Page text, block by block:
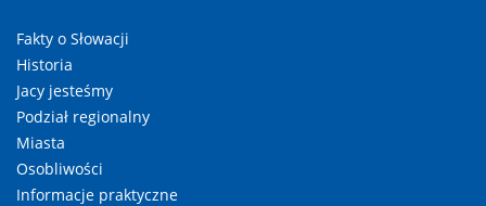
Fakty o Słowacji
Historia
Jacy jesteśmy
Podział regionalny
Miasta
Osobliwości
Informacje praktyczne